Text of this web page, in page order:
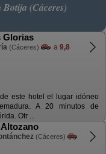
Botija (Cáceres)
Glorias
(Cáceres) a 9,8
este hotel el lugar idóneo
A 20 minutos de
Otr ...
(Cáceres)